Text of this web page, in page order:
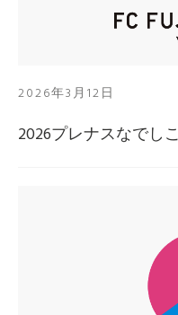
2026年3月12日
2026プレナスなでし